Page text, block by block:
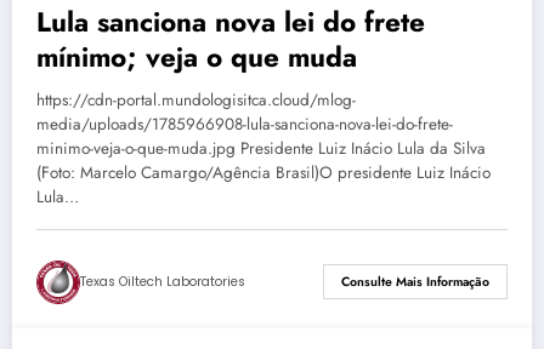
Lula sanciona nova lei do frete
mínimo; veja o que muda
https://cdn-portal.mundologisitca.cloud/mlog-
media/uploads/1785966908-lula-sanciona-nova-lei-do-frete-
minimo-veja-o-que-muda.jpg Presidente Luiz Inácio Lula da Silva
(Foto: Marcelo Camargo/Agência Brasil)O presidente Luiz Inácio
Lula…
Texas Oiltech Laboratories Consulte Mais Informação